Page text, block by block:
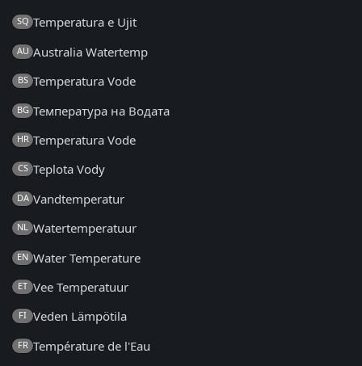
SQ Temperatura e Ujit
AU Australia Watertemp
BS Temperatura Vode
BG Температура на Водата
HR Temperatura Vode
CS Teplota Vody
DA Vandtemperatur
NL Watertemperatuur
EN Water Temperature
ET Vee Temperatuur
FI Veden Lämpötila
FR Température de l'Eau